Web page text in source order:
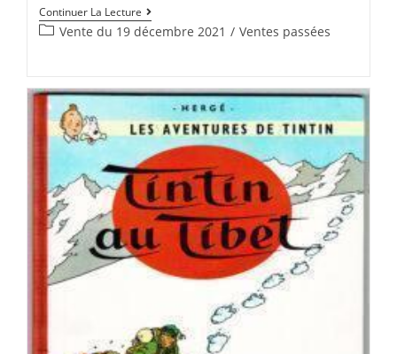
Continuer La Lecture
Vente du 19 décembre 2021 / Ventes passées